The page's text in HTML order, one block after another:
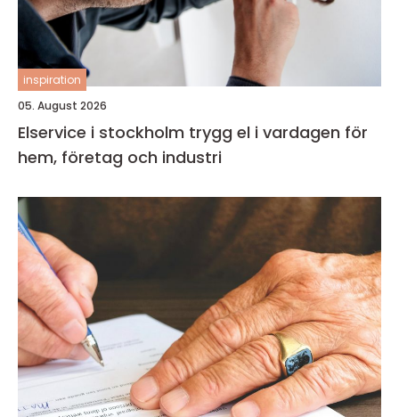
inspiration
05. August 2026
Elservice i stockholm trygg el i vardagen för
hem, företag och industri